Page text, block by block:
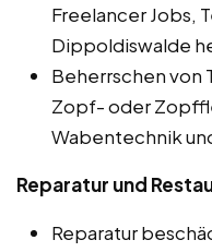
Freelancer Jobs,
Dippoldiswalde
Beherrschen von
Zopf- oder
Wabentechnik
Reparatur und
Reparatur